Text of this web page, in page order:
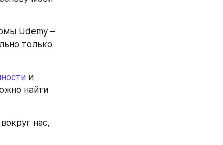
Udemy –
только
и
нас,